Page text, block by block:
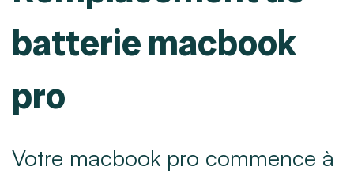
batterie macbook
pro
Votre macbook pro commence à